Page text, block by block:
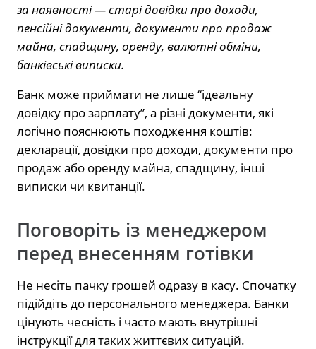
за наявності — старі довідки про доходи,
пенсійні документи, документи про продаж
майна, спадщину, оренду, валютні обміни,
банківські виписки.
Банк може приймати не лише “ідеальну
довідку про зарплату”, а різні документи, які
логічно пояснюють походження коштів:
декларації, довідки про доходи, документи про
продаж або оренду майна, спадщину, інші
виписки чи квитанції.
Поговоріть із менеджером
перед внесенням готівки
Не несіть пачку грошей одразу в касу. Спочатку
підійдіть до персонального менеджера. Банки
цінують чесність і часто мають внутрішні
інструкції для таких життєвих ситуацій.